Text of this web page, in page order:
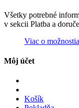
Všetky potrebné
v sekcii Platba a
Viac o
Môj účet
Košík